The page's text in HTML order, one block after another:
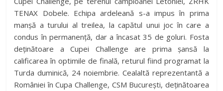
TENAX Dobele. Echipa ardeleană s-a impus în prima
manșă a turului al treilea, la capătul unui joc în care a
condus în permanență, dar a încasat 35 de goluri. Fosta
deținătoare a Cupei Challenge are prima șansă la
calificarea în optimile de finală, returul fiind programat la
Turda duminică, 24 noiembrie. Cealaltă reprezentantă a
României în Cupa Challenge, CSM București, deținătoarea